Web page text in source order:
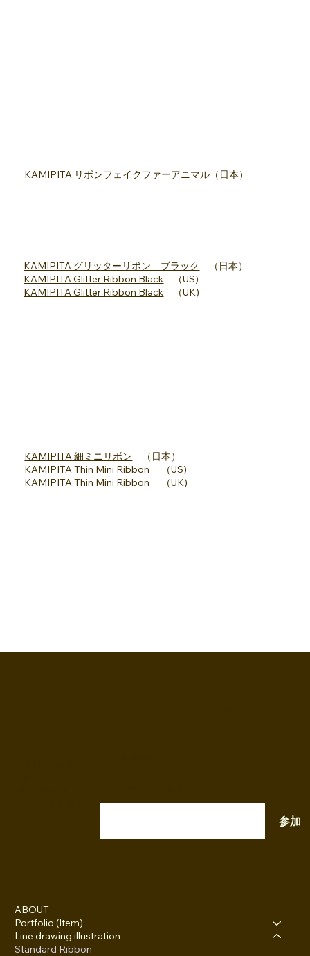
KAMIPITA リボンフェイクファーアニマル （日本）
KAMIPITA グリッターリボン ブラック
（日本）
KAMIPITA Glitter Ribbon Black （US)
KAMIPITA Glitter Ribbon Black （UK)
KAMIPITA 細ミニリボン （日本）
KAMIPITA Thin Mini Ribbon
（US)
KAMIPITA Thin Mini Ribbon （UK)
ABOUT
Portfolio (Item)
Line drawing illustration
Standard Ribbon
参加